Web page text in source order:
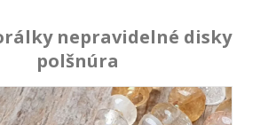
nepravidelné disky
polšnúra